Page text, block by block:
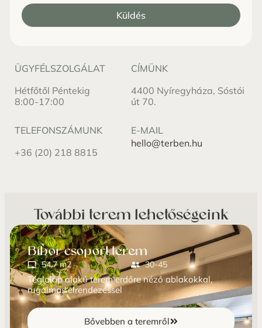
ÜGYFÉLSZOLGÁLAT
Hétfőtől Péntekig
8:00-17:00
CÍMÜNK
4400 Nyíregyháza, Sóstói
út 70.
TELEFONSZÁMUNK
+36 (20) 218 8815
E-MAIL
hello@terben.hu
Küldés
További terem lehetőségeink
Bíbor csoport terem
54,7 m2 30-45
Téglalap alakú terem erdőre néző ablakokkal,
rugalmas elrendezéssel
Bővebben a teremről